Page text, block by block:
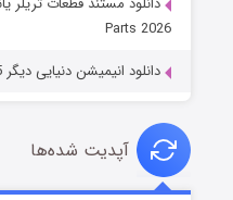
Parts 2026
دانلود انیمیشن دنیایی دیگر Another World 2025
آپدیت شده‌ها